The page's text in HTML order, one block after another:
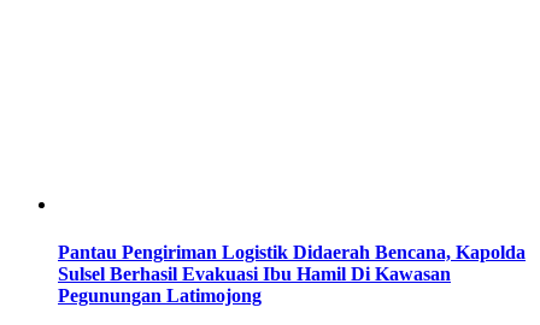
Pantau Pengiriman Logistik Didaerah Bencana, Kapolda
Sulsel Berhasil Evakuasi Ibu Hamil Di Kawasan
Pegunungan Latimojong